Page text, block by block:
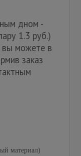
дном -
1.3 руб.)
вы можете в
заказ
материал)